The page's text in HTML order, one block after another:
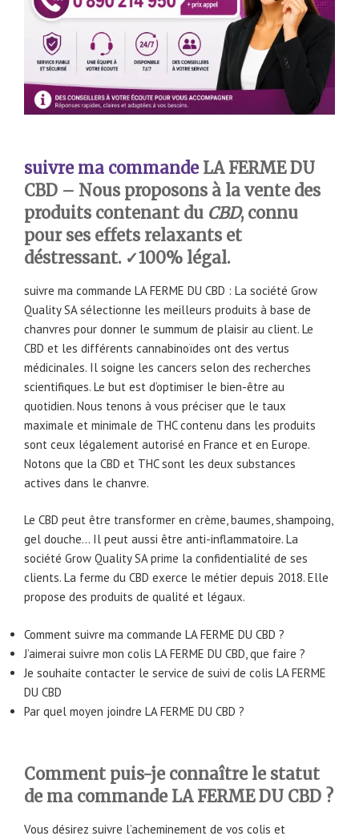
suivre ma commandeLA FERME DU
CBD – Nous proposons à la vente des
produits contenant du CBD, connu
pour ses effets relaxants et
déstressant. ✓100% légal.
suivre ma commande LA FERME DU CBD : La société Grow
Quality SA sélectionne les meilleurs produits à base de
chanvres pour donner le summum de plaisir au client. Le
CBD et les différents cannabinoïdes ont des vertus
médicinales. Il soigne les cancers selon des recherches
scientifiques. Le but est d’optimiser le bien-être au
quotidien. Nous tenons à vous préciser que le taux
maximale et minimale de THC contenu dans les produits
sont ceux légalement autorisé en France et en Europe.
Notons que la CBD et THC sont les deux substances
actives dans le chanvre.
Le CBD peut être transformer en crème, baumes, shampoing,
gel douche… Il peut aussi être anti-inflammatoire. La
société Grow Quality SA prime la confidentialité de ses
clients. La ferme du CBD exerce le métier depuis 2018. Elle
propose des produits de qualité et légaux.
Comment suivre ma commande LA FERME DU CBD ?
J’aimerai suivre mon colis LA FERME DU CBD, que faire ?
Je souhaite contacter le service de suivi de colis LA FERME
DU CBD
Par quel moyen joindre LA FERME DU CBD ?
Comment puis-je connaître le statut
de ma commande LA FERME DU CBD ?
Vous désirez suivre l’acheminement de vos colis et